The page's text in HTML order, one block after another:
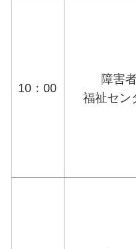
10：00
障害
福祉セン